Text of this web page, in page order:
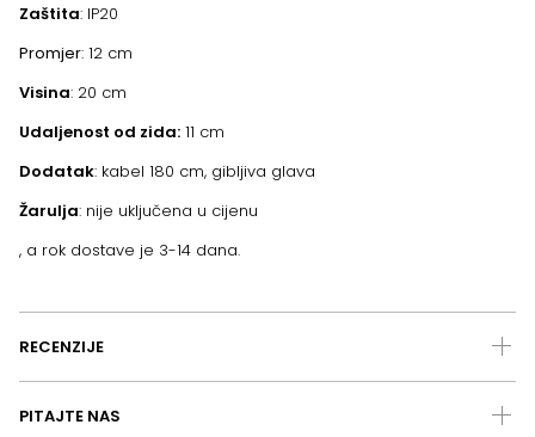
Zaštita: IP20
Promjer: 12 cm
Visina: 20 cm
Udaljenost od zida: 11 cm
Dodatak: kabel 180 cm, gibljiva glava
Žarulja: nije uključena u cijenu
, a rok dostave je 3-14 dana.
RECENZIJE
PITAJTE NAS